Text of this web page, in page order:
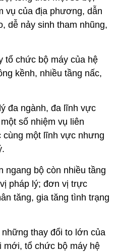
vụ của địa phương, dẫn
dễ nảy sinh tham nhũng,
tổ chức bộ máy của hệ
kềnh, nhiều tầng nấc,
đa ngành, đa lĩnh vực
số nhiệm vụ liên
cùng một lĩnh vực nhưng
ngang bộ còn nhiều tầng
pháp lý; đơn vị trực
tăng, gia tăng tình trạng
thay đổi to lớn của
tổ chức bộ máy hệ